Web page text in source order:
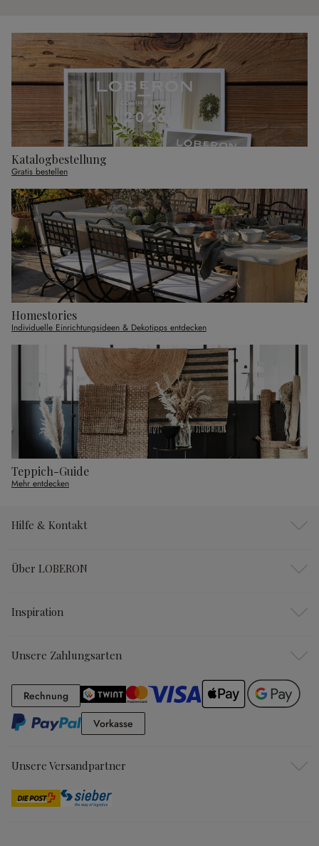
Katalogbestellung
Gratis bestellen
Homestories
Individuelle Einrichtungsideen & Dekotipps entdecken
Teppich-Guide
Mehr entdecken
Hilfe & Kontakt
Über LOBERON
Inspiration
Unsere Zahlungsarten
RechnungRechnung
Vorkasse
Unsere Versandpartner